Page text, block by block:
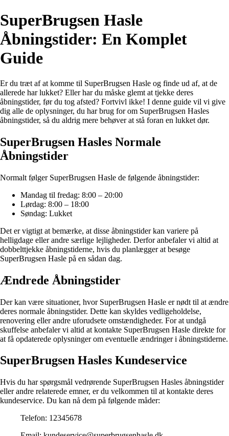
SuperBrugsen Hasle
Åbningstider: En Komplet
Guide
Er du træt af at komme til SuperBrugsen Hasle og finde ud af, at de
allerede har lukket? Eller har du måske glemt at tjekke deres
åbningstider, før du tog afsted? Fortvivl ikke! I denne guide vil vi give
dig alle de oplysninger, du har brug for om SuperBrugsen Hasles
åbningstider, så du aldrig mere behøver at stå foran en lukket dør.
SuperBrugsen Hasles Normale
Åbningstider
Normalt følger SuperBrugsen Hasle de følgende åbningstider:
Mandag til fredag: 8:00 – 20:00
Lørdag: 8:00 – 18:00
Søndag: Lukket
Det er vigtigt at bemærke, at disse åbningstider kan variere på
helligdage eller andre særlige lejligheder. Derfor anbefaler vi altid at
dobbelttjekke åbningstiderne, hvis du planlægger at besøge
SuperBrugsen Hasle på en sådan dag.
Ændrede Åbningstider
Der kan være situationer, hvor SuperBrugsen Hasle er nødt til at ændre
deres normale åbningstider. Dette kan skyldes vedligeholdelse,
renovering eller andre uforudsete omstændigheder. For at undgå
skuffelse anbefaler vi altid at kontakte SuperBrugsen Hasle direkte for
at få opdaterede oplysninger om eventuelle ændringer i åbningstiderne.
SuperBrugsen Hasles Kundeservice
Hvis du har spørgsmål vedrørende SuperBrugsen Hasles åbningstider
eller andre relaterede emner, er du velkommen til at kontakte deres
kundeservice. Du kan nå dem på følgende måder:
Telefon: 12345678